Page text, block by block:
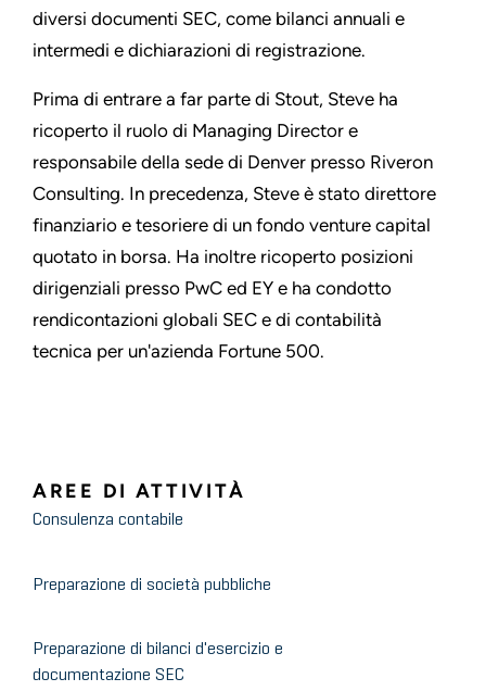
diversi documenti SEC, come bilanci annuali e
intermedi e dichiarazioni di registrazione.
Prima di entrare a far parte di Stout, Steve ha
ricoperto il ruolo di Managing Director e
responsabile della sede di Denver presso Riveron
Consulting. In precedenza, Steve è stato direttore
finanziario e tesoriere di un fondo venture capital
quotato in borsa. Ha inoltre ricoperto posizioni
dirigenziali presso PwC ed EY e ha condotto
rendicontazioni globali SEC e di contabilità
tecnica per un'azienda Fortune 500.
AREE DI ATTIVITÀ
Consulenza contabile
Preparazione di società pubbliche
Preparazione di bilanci d'esercizio e
documentazione SEC